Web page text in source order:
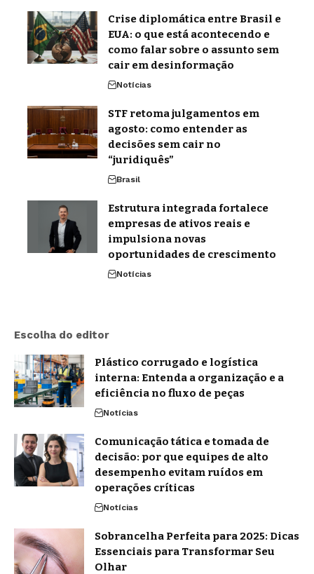
Crise diplomática entre Brasil e
EUA: o que está acontecendo e
como falar sobre o assunto sem
cair em desinformação
Notícias
STF retoma julgamentos em
agosto: como entender as
decisões sem cair no
“juridiquês”
Brasil
Estrutura integrada fortalece
empresas de ativos reais e
impulsiona novas
oportunidades de crescimento
Notícias
Escolha do editor
Plástico corrugado e logística
interna: Entenda a organização e a
eficiência no fluxo de peças
Notícias
Comunicação tática e tomada de
decisão: por que equipes de alto
desempenho evitam ruídos em
operações críticas
Notícias
Sobrancelha Perfeita para 2025: Dicas
Essenciais para Transformar Seu
Olhar